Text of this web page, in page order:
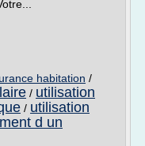
habitation /
/ utilisation
/ utilisation
d un